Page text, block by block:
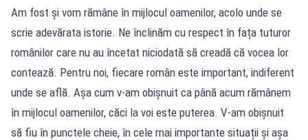
Am fost și vom rămâne în mijlocul oamenilor, acolo unde se
scrie adevărata istorie. Ne înclinăm cu respect în fața tuturor
românilor care nu au încetat niciodată să creadă că vocea lor
contează. Pentru noi, fiecare român este important, indiferent
unde se află. Așa cum v-am obișnuit ca până acum rămânem
în mijlocul oamenilor, căci la voi este puterea. V-am obișnuit
să fiu în punctele cheie, în cele mai importante situații și așa